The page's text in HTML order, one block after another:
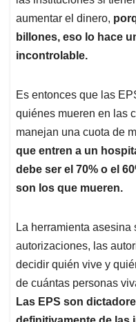
aumentar el dinero,
billones, eso lo hace
incontrolable.
Es entonces que las
quiénes mueren en las
manejan una cuota de
que entren a un
debe ser el 70% o el
son los que mueren.
La herramienta
autorizaciones, las
decidir quién vive y
de cuántas personas
Las EPS son